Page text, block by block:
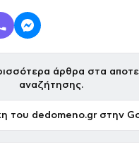
άρθρα στα
αναζήτησης.
του dedomeno.gr στην